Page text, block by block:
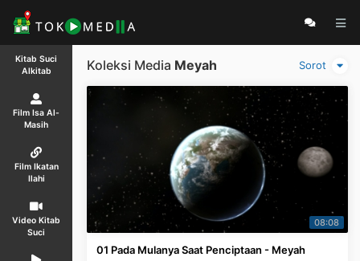
Kitab Suci
Alkitab
Film Isa Al-
Masih
Film Ikatan
Ilahi
Video Kitab
Suci
Sorot
Koleksi Media Meyah
08:08
01 Pada Mulanya Saat Penciptaan - Meyah